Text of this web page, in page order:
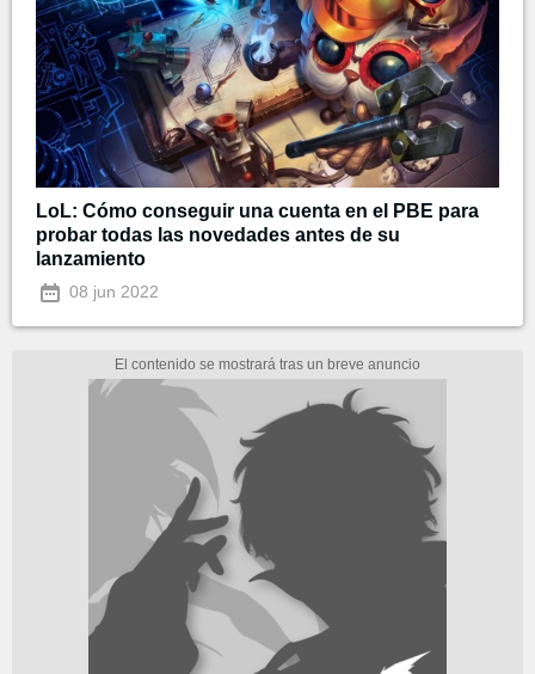
LoL: Cómo conseguir una cuenta en el PBE para
probar todas las novedades antes de su
lanzamiento
08 jun 2022